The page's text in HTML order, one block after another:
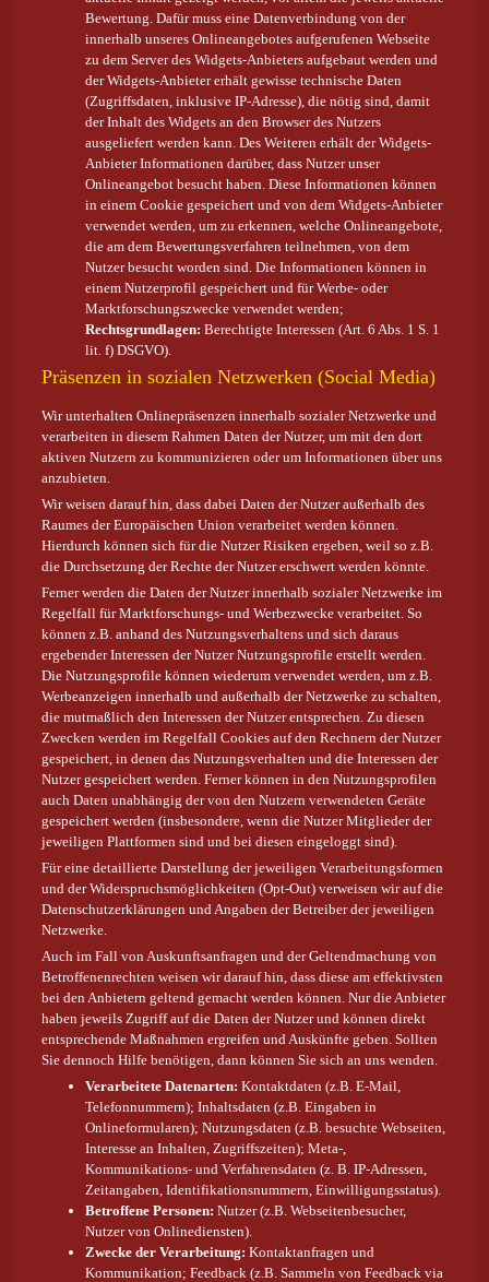
Bewertung. Dafür muss eine Datenverbindung von der
innerhalb unseres Onlineangebotes aufgerufenen Webseite
zu dem Server des Widgets-Anbieters aufgebaut werden und
der Widgets-Anbieter erhält gewisse technische Daten
(Zugriffsdaten, inklusive IP-Adresse), die nötig sind, damit
der Inhalt des Widgets an den Browser des Nutzers
ausgeliefert werden kann. Des Weiteren erhält der Widgets-
Anbieter Informationen darüber, dass Nutzer unser
Onlineangebot besucht haben. Diese Informationen können
in einem Cookie gespeichert und von dem Widgets-Anbieter
verwendet werden, um zu erkennen, welche Onlineangebote,
die am dem Bewertungsverfahren teilnehmen, von dem
Nutzer besucht worden sind. Die Informationen können in
einem Nutzerprofil gespeichert und für Werbe- oder
Marktforschungszwecke verwendet werden;
Rechtsgrundlagen: Berechtigte Interessen (Art. 6 Abs. 1 S. 1
lit. f) DSGVO).
Präsenzen in sozialen Netzwerken (Social Media)
Wir unterhalten Onlinepräsenzen innerhalb sozialer Netzwerke und
verarbeiten in diesem Rahmen Daten der Nutzer, um mit den dort
aktiven Nutzern zu kommunizieren oder um Informationen über uns
anzubieten.
Wir weisen darauf hin, dass dabei Daten der Nutzer außerhalb des
Raumes der Europäischen Union verarbeitet werden können.
Hierdurch können sich für die Nutzer Risiken ergeben, weil so z.B.
die Durchsetzung der Rechte der Nutzer erschwert werden könnte.
Ferner werden die Daten der Nutzer innerhalb sozialer Netzwerke im
Regelfall für Marktforschungs- und Werbezwecke verarbeitet. So
können z.B. anhand des Nutzungsverhaltens und sich daraus
ergebender Interessen der Nutzer Nutzungsprofile erstellt werden.
Die Nutzungsprofile können wiederum verwendet werden, um z.B.
Werbeanzeigen innerhalb und außerhalb der Netzwerke zu schalten,
die mutmaßlich den Interessen der Nutzer entsprechen. Zu diesen
Zwecken werden im Regelfall Cookies auf den Rechnern der Nutzer
gespeichert, in denen das Nutzungsverhalten und die Interessen der
Nutzer gespeichert werden. Ferner können in den Nutzungsprofilen
auch Daten unabhängig der von den Nutzern verwendeten Geräte
gespeichert werden (insbesondere, wenn die Nutzer Mitglieder der
jeweiligen Plattformen sind und bei diesen eingeloggt sind).
Für eine detaillierte Darstellung der jeweiligen Verarbeitungsformen
und der Widerspruchsmöglichkeiten (Opt-Out) verweisen wir auf die
Datenschutzerklärungen und Angaben der Betreiber der jeweiligen
Netzwerke.
Auch im Fall von Auskunftsanfragen und der Geltendmachung von
Betroffenenrechten weisen wir darauf hin, dass diese am effektivsten
bei den Anbietern geltend gemacht werden können. Nur die Anbieter
haben jeweils Zugriff auf die Daten der Nutzer und können direkt
entsprechende Maßnahmen ergreifen und Auskünfte geben. Sollten
Sie dennoch Hilfe benötigen, dann können Sie sich an uns wenden.
Verarbeitete Datenarten: Kontaktdaten (z.B. E-Mail,
Telefonnummern); Inhaltsdaten (z.B. Eingaben in
Onlineformularen); Nutzungsdaten (z.B. besuchte Webseiten,
Interesse an Inhalten, Zugriffszeiten); Meta-,
Kommunikations- und Verfahrensdaten (z. B. IP-Adressen,
Zeitangaben, Identifikationsnummern, Einwilligungsstatus).
Betroffene Personen: Nutzer (z.B. Webseitenbesucher,
Nutzer von Onlinediensten).
Zwecke der Verarbeitung: Kontaktanfragen und
Kommunikation; Feedback (z.B. Sammeln von Feedback via